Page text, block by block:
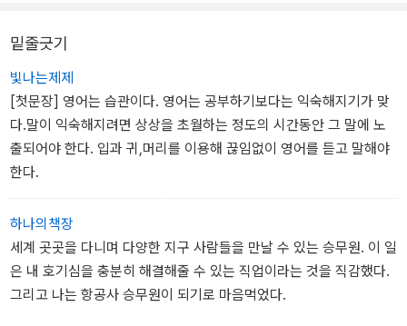
밑줄긋기
빛나는제제
[첫문장] 영어는 습관이다. 영어는 공부하기보다는 익숙해지기가 맞
다.말이 익숙해지려면 상상을 초월하는 정도의 시간동안 그 말에 노
출되어야 한다. 입과 귀,머리를 이용해 끊임없이 영어를 듣고 말해야
한다.
하나의책장
세계 곳곳을 다니며 다양한 지구 사람들을 만날 수 있는 승무원. 이 일
은 내 호기심을 충분히 해결해줄 수 있는 직업이라는 것을 직감했다.
그리고 나는 항공사 승무원이 되기로 마음먹었다.